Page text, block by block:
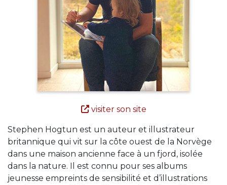
visiter son site
Stephen Hogtun est un auteur et illustrateur
britannique qui vit sur la côte ouest de la Norvège
dans une maison ancienne face à un fjord, isolée
dans la nature. Il est connu pour ses albums
jeunesse empreints de sensibilité et d’illustrations